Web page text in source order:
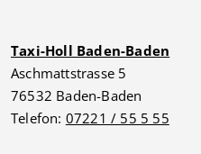
Taxi-Holl Baden-Baden
Aschmattstrasse 5
76532 Baden-Baden
Telefon: 07221 / 55 5 55